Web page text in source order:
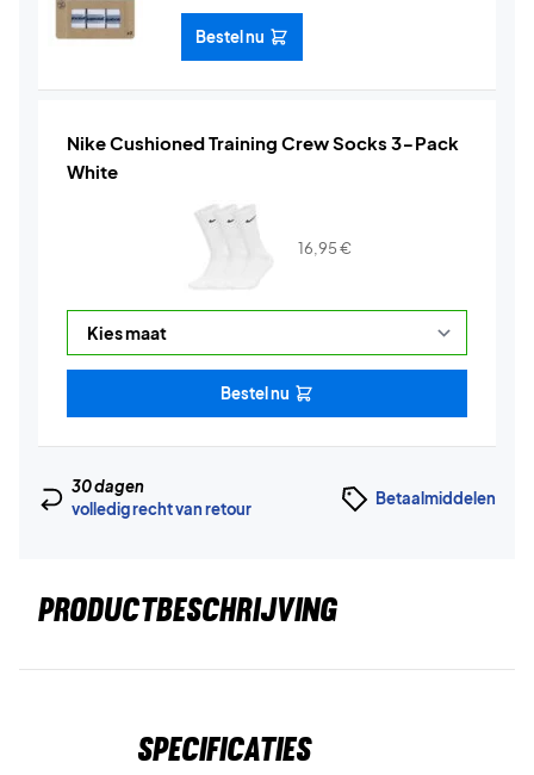
Bestel nu
Nike Cushioned Training Crew Socks 3-Pack
White
16,95€
Bestel nu
30 dagen
volledig recht van retour
Betaalmiddelen
PRODUCTBESCHRIJVING
Specificaties